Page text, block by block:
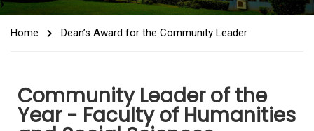
Home Dean’s Award for the Community Leader
Community Leader of the
Year - Faculty of Humanities